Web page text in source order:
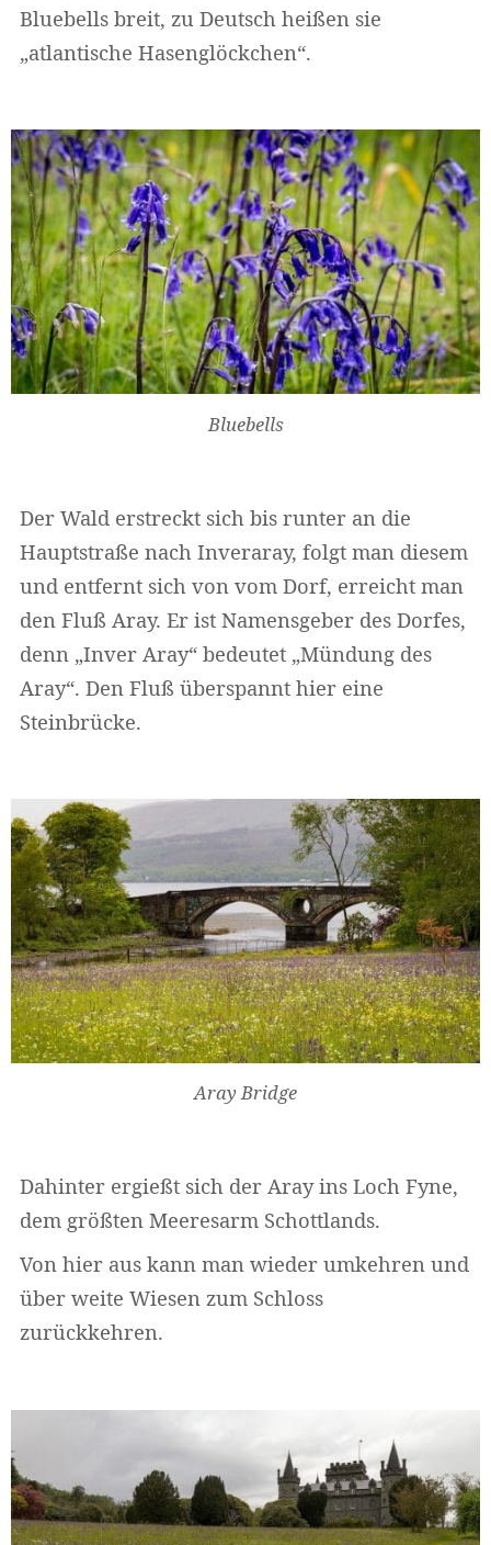
Bluebells breit, zu Deutsch heißen sie
„atlantische Hasenglöckchen“.
Bluebells
Der Wald erstreckt sich bis runter an die
Hauptstraße nach Inveraray, folgt man diesem
und entfernt sich von vom Dorf, erreicht man
den Fluß Aray. Er ist Namensgeber des Dorfes,
denn „Inver Aray“ bedeutet „Mündung des
Aray“. Den Fluß überspannt hier eine
Steinbrücke.
Aray Bridge
Dahinter ergießt sich der Aray ins Loch Fyne,
dem größten Meeresarm Schottlands.
Von hier aus kann man wieder umkehren und
über weite Wiesen zum Schloss
zurückkehren.